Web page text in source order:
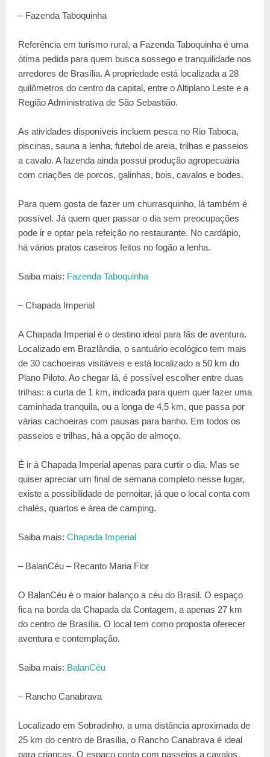
– Fazenda Taboquinha
Referência em turismo rural, a Fazenda Taboquinha é uma
ótima pedida para quem busca sossego e tranquilidade nos
arredores de Brasília. A propriedade está localizada a 28
quilômetros do centro da capital, entre o Altiplano Leste e a
Região Administrativa de São Sebastião.
As atividades disponíveis incluem pesca no Rio Taboca,
piscinas, sauna a lenha, futebol de areia, trilhas e passeios
a cavalo. A fazenda ainda possui produção agropecuária
com criações de porcos, galinhas, bois, cavalos e bodes.
Para quem gosta de fazer um churrasquinho, lá também é
possível. Já quem quer passar o dia sem preocupações
pode ir e optar pela refeição no restaurante. No cardápio,
há vários pratos caseiros feitos no fogão a lenha.
Saiba mais: Fazenda Taboquinha
– Chapada Imperial
A Chapada Imperial é o destino ideal para fãs de aventura.
Localizado em Brazlândia, o santuário ecológico tem mais
de 30 cachoeiras visitáveis e está localizado a 50 km do
Plano Piloto. Ao chegar lá, é possível escolher entre duas
trilhas: a curta de 1 km, indicada para quem quer fazer uma
caminhada tranquila, ou a longa de 4,5 km, que passa por
várias cachoeiras com pausas para banho. Em todos os
passeios e trilhas, há a opção de almoço.
É ir à Chapada Imperial apenas para curtir o dia. Mas se
quiser apreciar um final de semana completo nesse lugar,
existe a possibilidade de pernoitar, já que o local conta com
chalés, quartos e área de camping.
Saiba mais: Chapada Imperial
– BalanCéu – Recanto Maria Flor
O BalanCéu é o maior balanço a céu do Brasil. O espaço
fica na borda da Chapada da Contagem, a apenas 27 km
do centro de Brasília. O local tem como proposta oferecer
aventura e contemplação.
Saiba mais: BalanCéu
– Rancho Canabrava
Localizado em Sobradinho, a uma distância aproximada de
25 km do centro de Brasília, o Rancho Canabrava é ideal
para crianças. O espaço conta com passeios a cavalos,